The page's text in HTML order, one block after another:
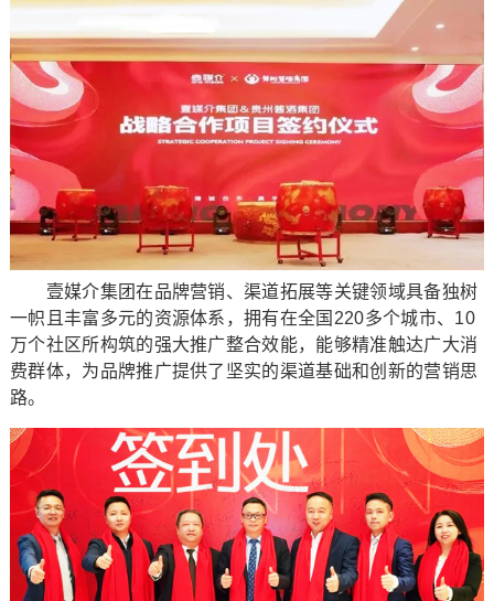
壹媒介集团在品牌营销、渠道拓展等关键领域具备独树
一帜且丰富多元的资源体系，拥有在全国220多个城市、10
万个社区所构筑的强大推广整合效能，能够精准触达广大消
费群体，为品牌推广提供了坚实的渠道基础和创新的营销思
路。